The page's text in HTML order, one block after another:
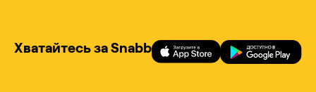
Хватайтесь за Snabb